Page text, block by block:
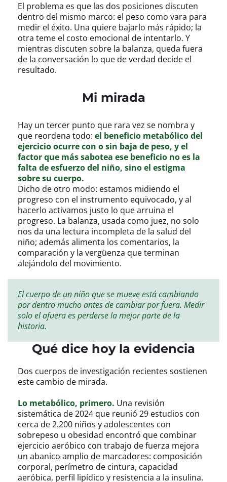
El problema es que las dos posiciones discuten
dentro del mismo marco: el peso como vara para
medir el éxito. Una quiere bajarlo más rápido; la
otra teme el costo emocional de intentarlo. Y
mientras discuten sobre la balanza, queda fuera
de la conversación lo que de verdad decide el
resultado.
Mi mirada
Hay un tercer punto que rara vez se nombra y
que reordena todo: el beneficio metabólico del
ejercicio ocurre con o sin baja de peso, y el
factor que más sabotea ese beneficio no es la
falta de esfuerzo del niño, sino el estigma
sobre su cuerpo.
Dicho de otro modo: estamos midiendo el
progreso con el instrumento equivocado, y al
hacerlo activamos justo lo que arruina el
progreso. La balanza, usada como juez, no solo
nos da una lectura incompleta de la salud del
niño; además alimenta los comentarios, la
comparación y la vergüenza que terminan
alejándolo del movimiento.
El cuerpo de un niño que se mueve está cambiando
por dentro mucho antes de cambiar por fuera. Medir
solo el afuera es perderse la mejor parte de la
historia.
Qué dice hoy la evidencia
Dos cuerpos de investigación recientes sostienen
este cambio de mirada.
Lo metabólico, primero. Una revisión
sistemática de 2024 que reunió 29 estudios con
cerca de 2.200 niños y adolescentes con
sobrepeso u obesidad encontró que combinar
ejercicio aeróbico con trabajo de fuerza mejora
un abanico amplio de marcadores: composición
corporal, perímetro de cintura, capacidad
aeróbica, perfil lipídico y resistencia a la insulina.